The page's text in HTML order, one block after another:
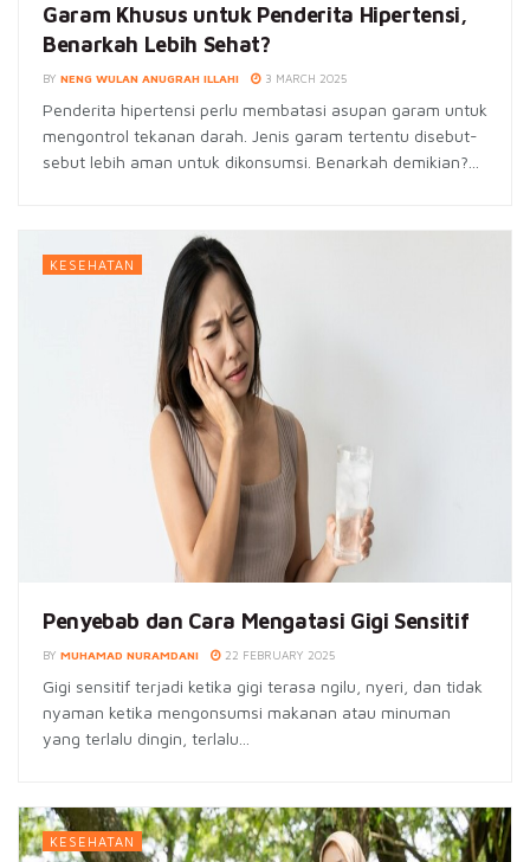
Garam Khusus untuk Penderita Hipertensi,
Benarkah Lebih Sehat?
BY NENG WULAN ANUGRAH ILLAHI 3 MARCH 2025
Penderita hipertensi perlu membatasi asupan garam untuk
mengontrol tekanan darah. Jenis garam tertentu disebut-
sebut lebih aman untuk dikonsumsi. Benarkah demikian?...
KESEHATAN
Penyebab dan Cara Mengatasi Gigi Sensitif
BY MUHAMAD NURAMDANI 22 FEBRUARY 2025
Gigi sensitif terjadi ketika gigi terasa ngilu, nyeri, dan tidak
nyaman ketika mengonsumsi makanan atau minuman
yang terlalu dingin, terlalu...
KESEHATAN